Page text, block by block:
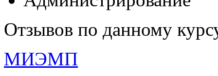
Отзывов по данному
МИЭМП